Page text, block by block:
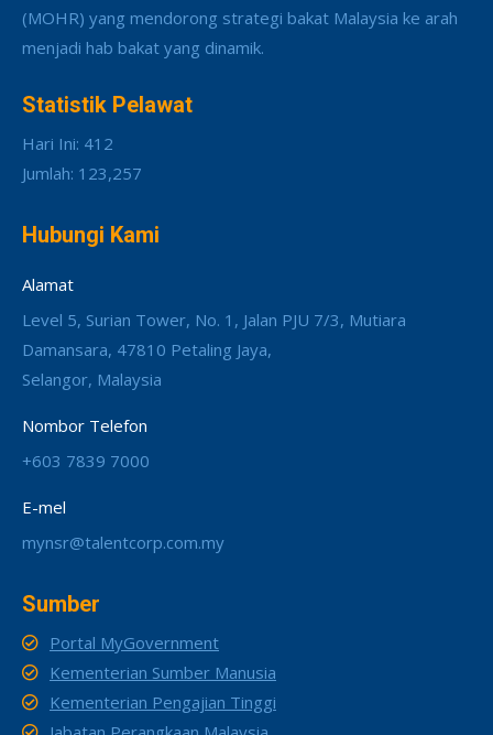
(MOHR) yang mendorong strategi bakat Malaysia ke arah
menjadi hab bakat yang dinamik.
Statistik Pelawat
Hari Ini: 412
Jumlah: 123,257
Hubungi Kami
Alamat
Level 5, Surian Tower, No. 1, Jalan PJU 7/3, Mutiara
Damansara, 47810 Petaling Jaya,
Selangor, Malaysia
Nombor Telefon
+603 7839 7000
E-mel
mynsr@talentcorp.com.my
Sumber
Portal MyGovernment
Kementerian Sumber Manusia
Kementerian Pengajian Tinggi